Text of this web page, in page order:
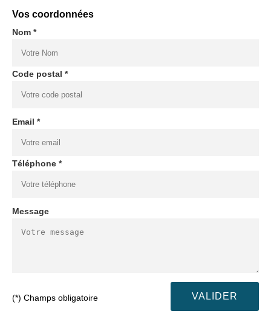
Vos coordonnées
Nom *
Code postal *
Email *
Téléphone *
Message
(*) Champs obligatoire